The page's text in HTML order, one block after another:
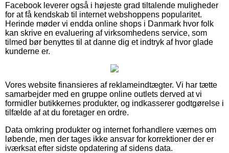
Facebook leverer også i højeste grad tiltalende muligheder
for at få kendskab til internet webshoppens popularitet.
Herinde møder vi endda online shops i Danmark hvor folk
kan skrive en evaluering af virksomhedens service, som
tilmed bør benyttes til at danne dig et indtryk af hvor glade
kunderne er.
Vores website finansieres af reklameindtægter. Vi har tætte
samarbejder med en gruppe online outlets derved at vi
formidler butikkernes produkter, og indkasserer godtgørelse i
tilfælde af at du foretager en ordre.
Data omkring produkter og internet forhandlere værnes om
løbende, men der tages ikke ansvar for korrektioner der er
iværksat efter sidste opdatering af sidens data.